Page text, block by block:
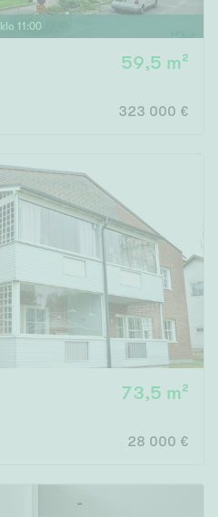
11 :00
59,5 m²
323 000 €
73,5 m²
28 000 €